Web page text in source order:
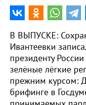
В ВЫПУСКЕ:
Ивантеевки
президенту
зелёные лёгкие
прежним курсом:
брифинге в